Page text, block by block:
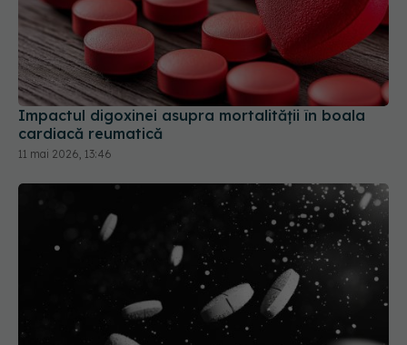
Impactul digoxinei asupra mortalității în boala
cardiacă reumatică
11 mai 2026, 13:46